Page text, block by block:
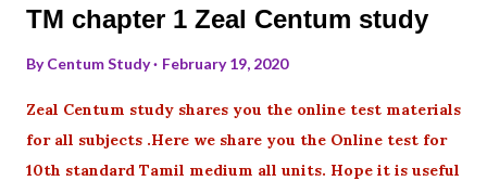
TM chapter 1 Zeal Centum study
ByCentum Study February 19, 2020
Zeal Centum study shares you the online test materials
for all subjects .Here we share you the Online test for
10th standard Tamil medium all units. Hope it is useful